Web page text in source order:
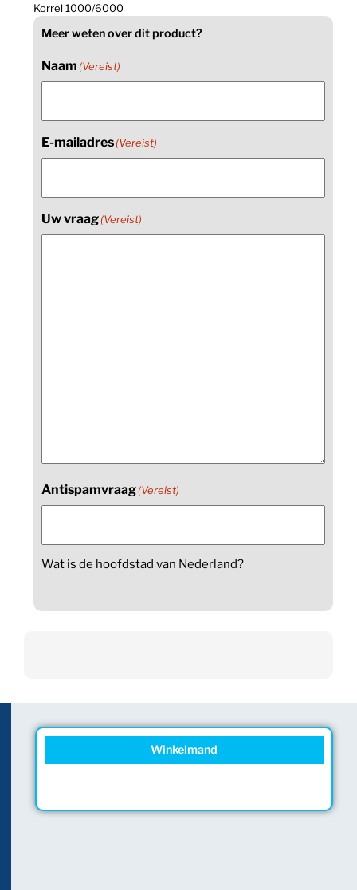
Korrel 1000/6000
Meer weten over dit product?
Naam (Vereist)
E-mailadres(Vereist)
Uw vraag(Vereist)
Antispamvraag(Vereist)
Wat is de hoofdstad van Nederland?
Winkelmand